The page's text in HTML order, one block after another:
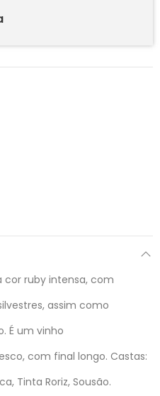
cor ruby intensa, com
assim como
É um vinho
com final longo. Castas:
Tinta Roriz, Sousão.